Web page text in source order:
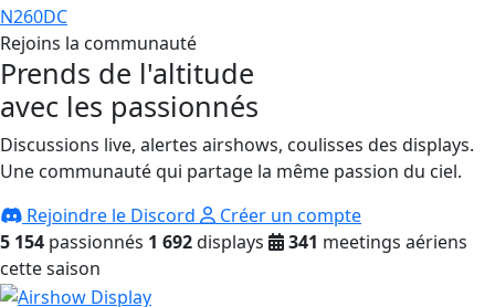
N260DC
Rejoins la communauté
Prends de l'altitude
avec les passionnés
Discussions live, alertes airshows, coulisses des displays.
Une communauté qui partage la même passion du ciel.
Rejoindre le Discord
Créer un compte
5 154 passionnés 1 692displays 341 meetings aériens
cette saison